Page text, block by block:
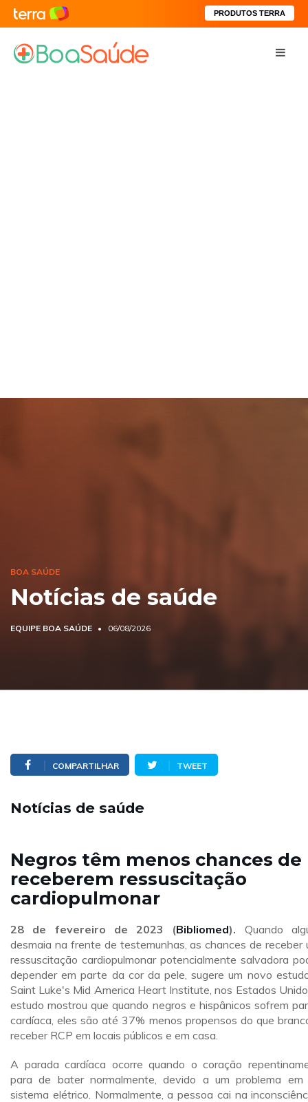
PRODUTOS TERRA
BOA SAÚDE
Notícias de saúde
EQUIPE BOA SAÚDE 06/08/2026
COMPARTILHAR TWEET
Notícias de saúde
Negros têm menos chances de
receberem ressuscitação
cardiopulmonar
28 de fevereiro de 2023 (Bibliomed). Quando
desmaia na frente de testemunhas, as chances de receber
ressuscitação cardiopulmonar potencialmente salvadora
depender em parte da cor da pele, sugere um novo
Saint Luke's Mid America Heart Institute, nos Estados
estudo mostrou que quando negros e hispânicos sofrem
cardíaca, eles são até 37% menos propensos do que
receber RCP em locais públicos e em casa.
A parada cardíaca ocorre quando o coração
para de bater normalmente, devido a um problema em
sistema elétrico. Normalmente, a pessoa cai na